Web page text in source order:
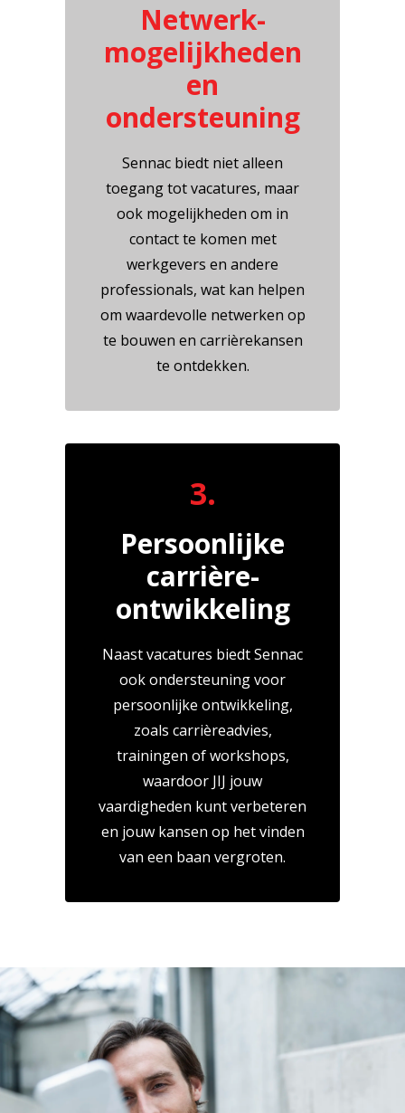
Netwerk-
mogelijkheden
en
ondersteuning
Sennac biedt niet alleen
toegang tot vacatures, maar
ook mogelijkheden om in
contact te komen met
werkgevers en andere
professionals, wat kan helpen
om waardevolle netwerken op
te bouwen en carrièrekansen
te ontdekken.
3.
Persoonlijke
carrière-
ontwikkeling
Naast vacatures biedt Sennac
ook ondersteuning voor
persoonlijke ontwikkeling,
zoals carrièreadvies,
trainingen of workshops,
waardoor JIJ jouw
vaardigheden kunt verbeteren
en jouw kansen op het vinden
van een baan vergroten.